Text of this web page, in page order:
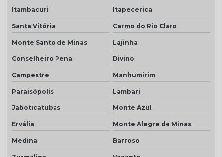
Itambacuri Itapecerica
Santa Vitória Carmo do Rio Claro
Monte Santo de Minas Lajinha
Conselheiro Pena Divino
Campestre Manhumirim
Paraisópolis Lambari
Jaboticatubas Monte Azul
Ervália Monte Alegre de Minas
Medina Barroso